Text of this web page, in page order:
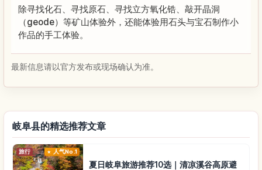
除寻找化石、寻找原石、寻找立方氧化锆、敲开晶洞
（geode）等矿山体验外，还能体验用石头与宝石制作小
作品的手工体验。
最新信息请以官方发布或现场确认为准。
岐阜县的精选推荐文章
旅行 人气No.1
夏日岐阜旅游推荐10选｜清凉溪谷高原避